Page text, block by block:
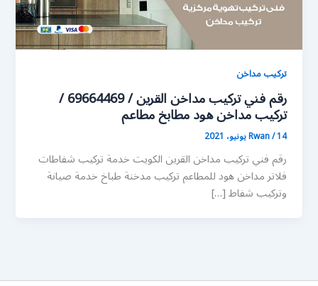
تركيب مداخن
رقم فني تركيب مداخن القرين / 69664469 /
تركيب مداخن هود مطابخ مطاعم
Rwan/14 يونيو، 2021
رقم فني تركيب مداخن القرين الكويت خدمة تركيب شفاطات
فلاتر مداخن هود للمطاعم تركيب مدخنة طباخ خدمة صيانة
وتركيب شفاط […]